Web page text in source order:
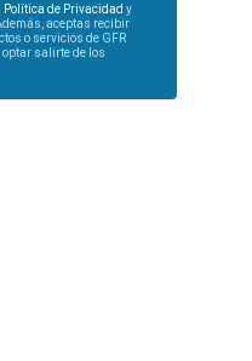
Política de Privacidad y
aceptas recibir
o servicios de GFR
salirte de los